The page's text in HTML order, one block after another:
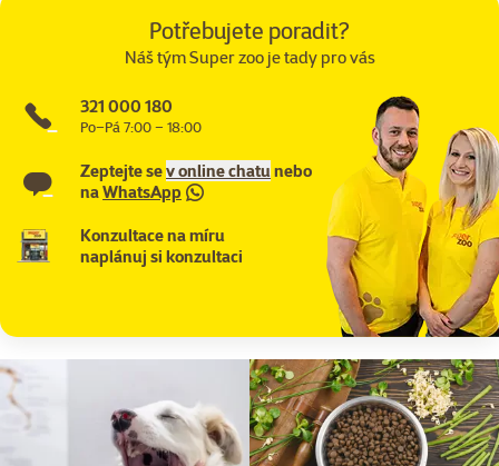
Potřebujete poradit?
Náš tým Super zoo je tady pro vás
321 000 180
Po–Pá 7:00 – 18:00
Zeptejte sev online chatunebo
naWhatsApp
Konzultace na míru
naplánuj si konzultaci